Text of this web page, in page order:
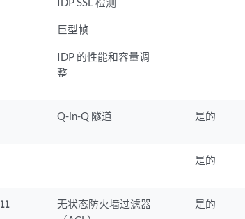
巨型帧
IDP 的性能和容量调
整
Q-in-Q 隧道 是的
是的
无状态防火墙过滤器
是的